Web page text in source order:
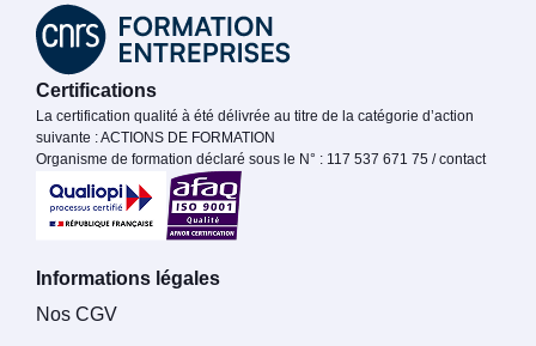
Certifications
La certification qualité à été délivrée au titre de la catégorie d’action
suivante : ACTIONS DE FORMATION
Organisme de formation déclaré sous le N° : 117 537 671 75 / contact
Informations légales
Nos CGV